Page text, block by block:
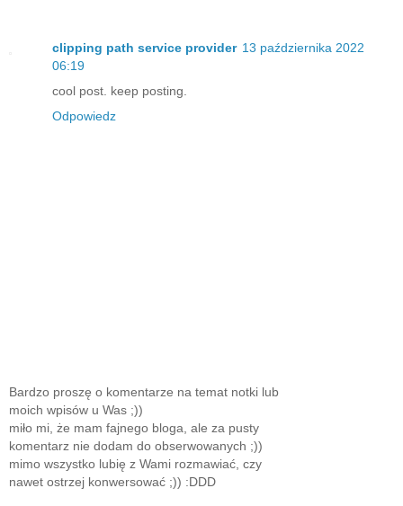
clipping path service provider 13 października 2022
06:19
cool post. keep posting.
Odpowiedz
Bardzo proszę o komentarze na temat notki lub
moich wpisów u Was ;))
miło mi, że mam fajnego bloga, ale za pusty
komentarz nie dodam do obserwowanych ;))
mimo wszystko lubię z Wami rozmawiać, czy
nawet ostrzej konwersować ;)) :DDD